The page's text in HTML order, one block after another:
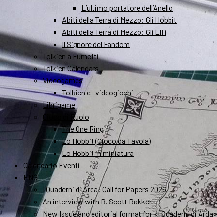
L’ultimo portatore dell’Anello
Abiti della Terra di Mezzo: Gli Hobbit
Abiti della Terra di Mezzo: Gli Elfi
Il Signore del Fandom
Tolkien a Fumetti
Tolkien Calendars
Videogames
Tolkien e i videogiochi
Librigame
Gioco di Ruolo
The One Ring
Lo Hobbit (Gioco da Tavola)
Lo Hobbit in miniatura
Calendario Eventi
ENG
I Quaderni di Arda: Call for Papers 2026
An interview with R. Scott Bakker
New Issue and editorial format for «I Quaderni di Arda»